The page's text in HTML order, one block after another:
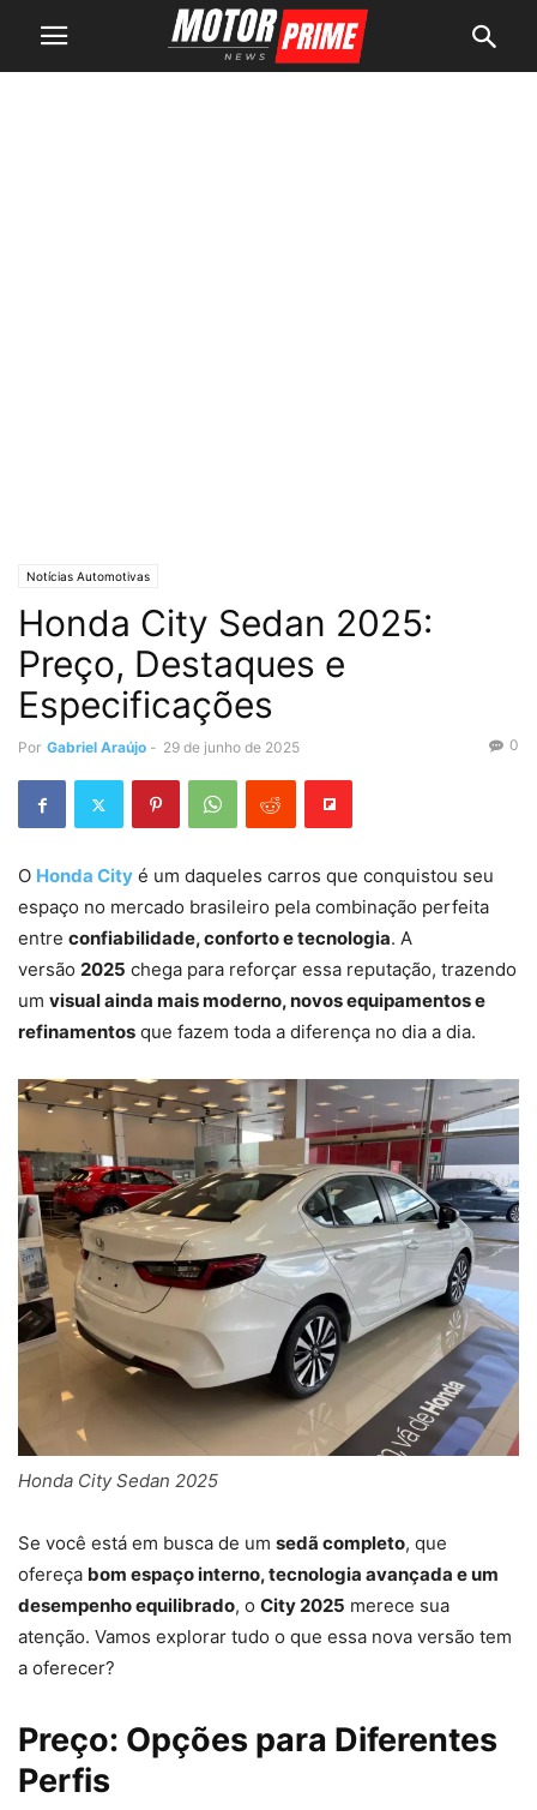
Notícias Automotivas
Honda City Sedan 2025:
Preço, Destaques e
Especificações
Por Gabriel Araújo - 29 de junho de 2025 0
O Honda City é um daqueles carros que conquistou seu
espaço no mercado brasileiro pela combinação perfeita
entre confiabilidade, conforto e tecnologia. A
versão 2025 chega para reforçar essa reputação, trazendo
um visual ainda mais moderno, novos equipamentos e
refinamentos que fazem toda a diferença no dia a dia.
Honda City Sedan 2025
Se você está em busca de um sedã completo, que
ofereça bom espaço interno, tecnologia avançada e um
desempenho equilibrado, o City 2025 merece sua
atenção. Vamos explorar tudo o que essa nova versão tem
a oferecer?
Preço: Opções para Diferentes
Perfis